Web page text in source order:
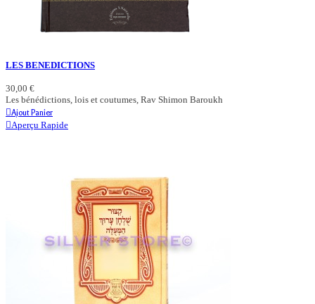
LES BENEDICTIONS
30,00 €
Les bénédictions, lois et coutumes, Rav Shimon Baroukh
Ajout Panier
Aperçu Rapide